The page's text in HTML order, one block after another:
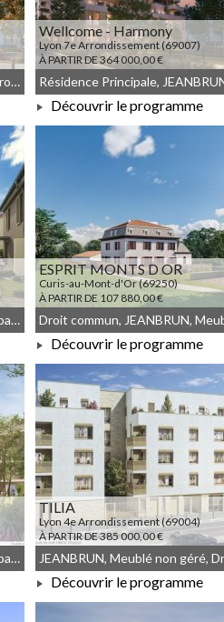
JEANBRUN, Meublé non géré, Droit commun
Wellcome - Harmony
Lyon 7e Arrondissement (69007)
À PARTIR DE 364 000,00 €
À PARTIR DE 364 000,00 €
Découvrir le programme
Droit commun, Résidence Principale, JEANBRUN, Meublé non géré
ESPRIT MONTS D OR
Curis-au-Mont-d'Or (69250)
À PARTIR DE 107 880,00 €
À PARTIR DE 107 880,00 €
Découvrir le programme
Droit commun, Résidence Principale, JEANBRUN, Meublé non géré
TILIA
Lyon 4e Arrondissement (69004)
À PARTIR DE 385 000,00 €
Découvrir le programme